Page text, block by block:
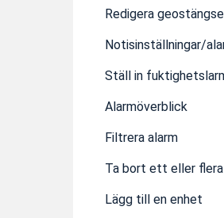
Redigera
Notisinställningar/
Ställ in
Alarmöverblick
Filtrera alarm
Ta bort ett eller flera
Lägg till en enhet